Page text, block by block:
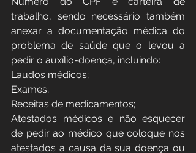
trabalho, sendo necessário também
anexar a documentação médica do
problema de saúde que o levou a
pedir o auxílio-doença, incluindo:
Laudos médicos;
Exames;
Receitas de medicamentos;
Atestados médicos e não esquecer
de pedir ao médico que coloque nos
atestados a causa da sua doença ou